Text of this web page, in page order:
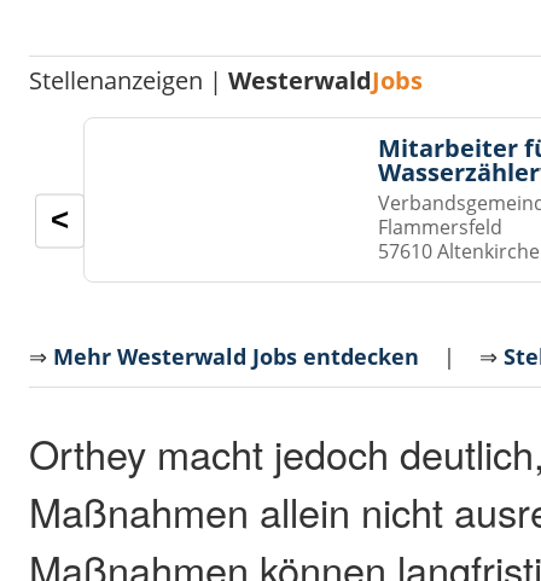
Stellenanzeigen |WesterwaldJobs
Mitarbeiter
Flammersfeld
57610
<
⇒ Mehr Westerwald Jobs entdecken | ⇒
Orthey macht jedoch
Maßnahmen allein nicht
Maßnahmen können